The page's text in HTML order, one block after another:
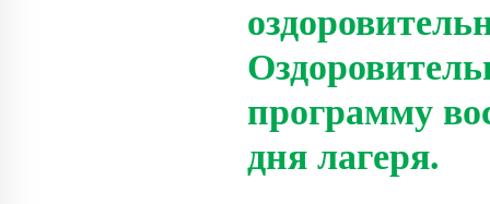
программу
дня лагеря.